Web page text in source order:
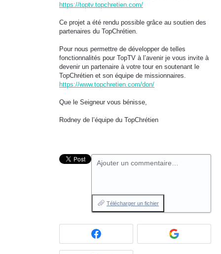
https://toptv.topchretien.com/
Ce projet a été rendu possible grâce au soutien des
partenaires du TopChrétien.
Pour nous permettre de développer de telles
fonctionnalités pour TopTV à l’avenir je vous invite à
devenir un partenaire à votre tour en soutenant le
TopChrétien et son équipe de missionnaires.
https://www.topchretien.com/don/
Que le Seigneur vous bénisse,
Rodney de l’équipe du TopChrétien
Ajouter un commentaire…
Télécharger un fichier